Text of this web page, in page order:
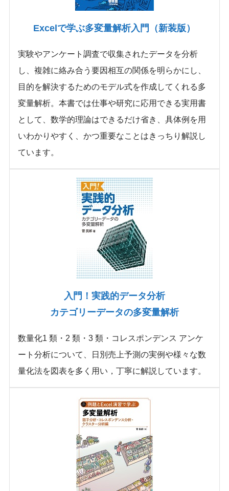
Excelで学ぶ多変量解析入門（新装版）
実験やアンケート調査で収集されたデータを分析
し、複雑に絡み合う要因相互の関係を明らかにし、
目的を解決するためのモデル式を作成してくれる多
変量解析。本書では仕事や研究に応用できる実用書
として、数学的理論はできるだけ省き、具体例を用
いわかりやすく、かつ重要なことはきっちり解説し
ています。
入門！実践的データ分析
カテゴリーデータの多変量解析
数量化1 類・2 類・3 類・コレスポンデンス アンケ
ート分析について、日別売上予測の実例や様々な数
量化法を図表を多く用い，丁寧に解説しています。